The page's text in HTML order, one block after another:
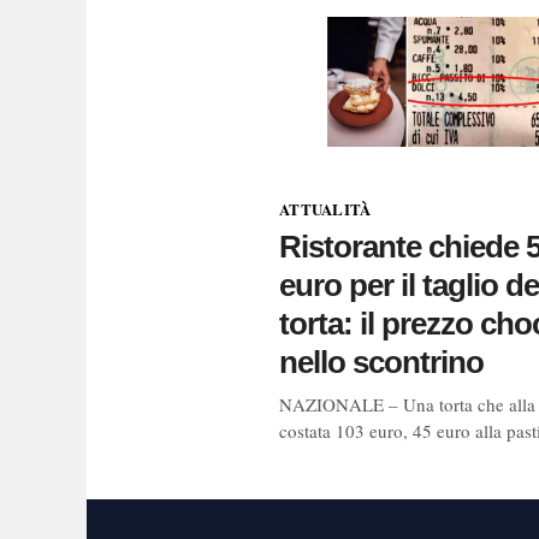
ATTUALITÀ
Ristorante chiede
euro per il taglio
torta: il prezzo
nello scontrino
NAZIONALE – Una torta che alla
costata 103 euro, 45 euro alla